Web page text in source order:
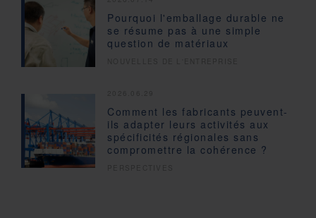
Pourquoi l'emballage durable ne
se résume pas à une simple
question de matériaux
Comment les fabricants peuvent-
ils adapter leurs activités aux
spécificités régionales sans
compromettre la cohérence ?